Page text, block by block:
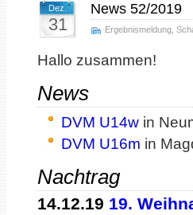
Dez.
31
News 52/2019
Ergebnismeldung
Hallo zusammen!
News
DVM U14w in
DVM U16m in
Nachtrag
14.12.19 19.